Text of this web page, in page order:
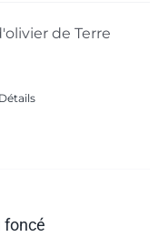
de Terre
Détails
foncé